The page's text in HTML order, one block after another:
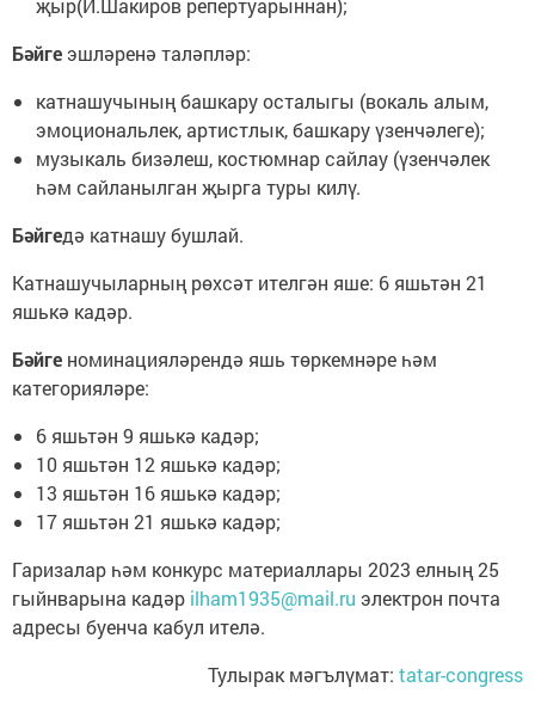
җыр(И.Шакиров репертуарыннан);
Бәйге эшләренә таләпләр:
катнашучының башкару осталыгы (вокаль алым,
эмоциональлек, артистлык, башкару үзенчәлеге);
музыкаль бизәлеш, костюмнар сайлау (үзенчәлек
һәм сайланылган җырга туры килү.
Бәйгедә катнашу бушлай.
Катнашучыларның рөхсәт ителгән яше: 6 яшьтән 21
яшькә кадәр.
Бәйге номинацияләрендә яшь төркемнәре һәм
категорияләре:
6 яшьтән 9 яшькә кадәр;
10 яшьтән 12 яшькә кадәр;
13 яшьтән 16 яшькә кадәр;
17 яшьтән 21 яшькә кадәр;
Гаризалар һәм конкурс материаллары 2023 елның 25
гыйнварына кадәр ilham1935@mail.ru электрон почта
адресы буенча кабул ителә.
Тулырак мәгълүмат: tatar-congress